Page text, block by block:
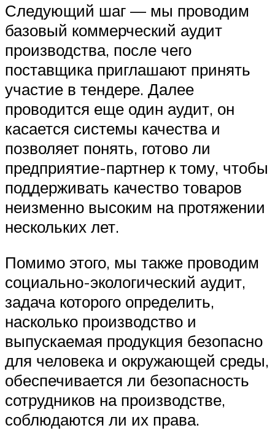
Следующий шаг — мы проводим
базовый коммерческий аудит
производства, после чего
поставщика приглашают принять
участие в тендере. Далее
проводится еще один аудит, он
касается системы качества и
позволяет понять, готово ли
предприятие-партнер к тому, чтобы
поддерживать качество товаров
неизменно высоким на протяжении
нескольких лет.
Помимо этого, мы также проводим
социально-экологический аудит,
задача которого определить,
насколько производство и
выпускаемая продукция безопасно
для человека и окружающей среды,
обеспечивается ли безопасность
сотрудников на производстве,
соблюдаются ли их права.